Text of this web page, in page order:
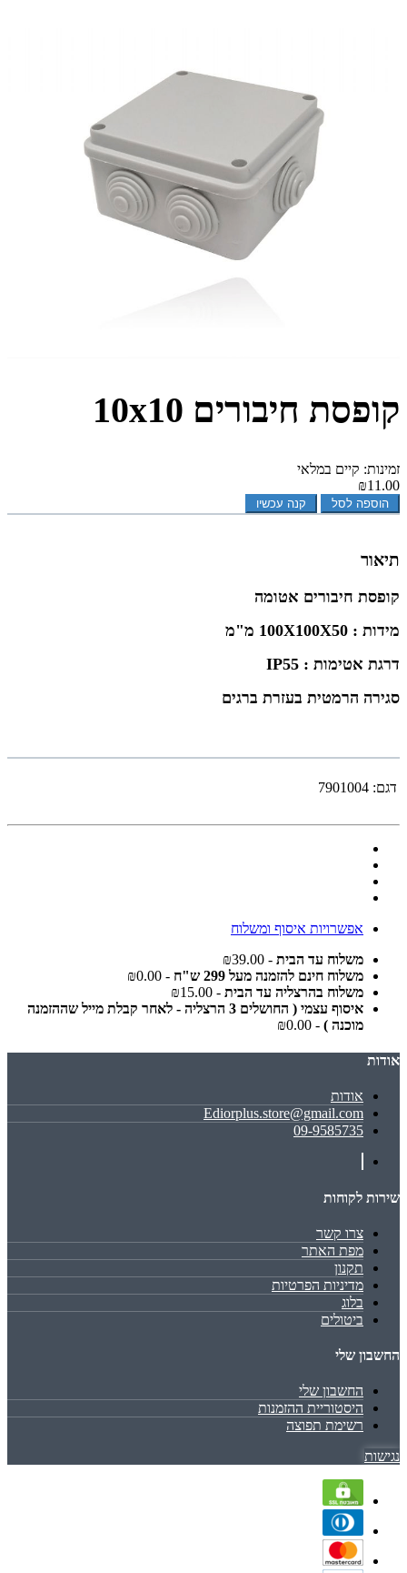
קופסת חיבורים 10x10
זמינות: קיים במלאי
₪11.00
הוספה לסל קנה עכשיו
תיאור
קופסת חיבורים אטומה
מידות : 100X100X 50
מ"מ
דרגת אטימות : IP55
סגירה הרמטית בעזרת ברגים
דגם: 7901004
אפשרויות איסוף ומשלוח
משלוח עד הבית - ₪39.00
משלוח חינם להזמנה מעל 299 ש"ח
- ₪0.00
משלוח בהרצליה עד הבית - ₪15.00
איסוף עצמי ( החושלים 3 הרצליה - לאחר קבלת מייל שההזמנה
מוכנה ) - ₪0.00
אודות
אודות
Ediorplus.store@gmail.com
09-9585735
שירות לקוחות
צרו קשר
מפת האתר
תקנון
מדיניות הפרטיות
בלוג
ביטולים
החשבון שלי
החשבון שלי
היסטוריית ההזמנות
רשימת תפוצה
נגישות